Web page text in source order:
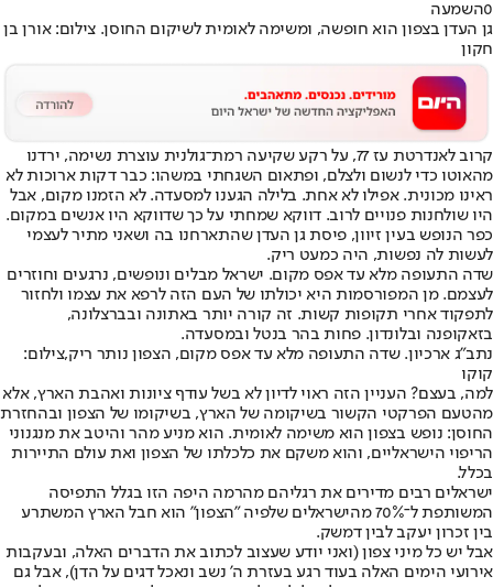
0השמעה
גן העדן בצפון הוא חופשה, ומשימה לאומית לשיקום החוסן. צילום: אורן בן
חקון
קרוב לאנדרטת עז 77, על רקע שקיעה רמת־גולנית עוצרת נשימה, ירדנו
מהאוטו כדי לנשום ולצלם, ופתאום השגחתי במשהו: כבר דקות ארוכות לא
ראינו מכונית. אפילו לא אחת. בלילה הגענו למסעדה. לא הזמנו מקום, אבל
היו שולחנות פנויים לרוב. דווקא שמחתי על כך שדווקא היו אנשים במקום.
כפר הנופש בעין זיוון, פיסת גן העדן שהתארחנו בה ושאני מתיר לעצמי
לעשות לה נפשות, היה כמעט ריק.
שדה התעופה מלא עד אפס מקום. ישראל מבלים ונופשים, נרגעים וחוזרים
לעצמם. מן המפורסמות היא יכולתו של העם הזה לרפא את עצמו ולחזור
לתפקוד אחרי תקופות קשות. זה קורה יותר באתונה ובברצלונה,
בזאקופנה ובלונדון. פחות בהר בנטל ובמסעדה.
נתב"ג ארכיון. שדה התעופה מלא עד אפס מקום, הצפון נותר ריק,צילום:
קוקו
למה, בעצם? העניין הזה ראוי לדיון לא בשל עודף ציונות ואהבת הארץ, אלא
מהטעם הפרקטי הקשור בשיקומה של הארץ, בשיקומו של הצפון ובהחזרת
החוסן: נופש בצפון הוא משימה לאומית. הוא מניע מהר והיטב את מנגנוני
הריפוי הישראליים, והוא משקם את כלכלתו של הצפון ואת עולם התיירות
בכלל.
ישראלים רבים מדירים את רגליהם מהרמה היפה הזו בגלל התפיסה
המשותפת ל־70% מהישראלים שלפיה "הצפון" הוא חבל הארץ המשתרע
בין זכרון יעקב לבין דמשק.
אבל יש כל מיני צפון (ואני יודע שעצוב לכתוב את הדברים האלה, ובעקבות
אירועי הימים האלה בעוד רגע בעזרת ה' נשב ונאכל דגים על הדן), אבל גם